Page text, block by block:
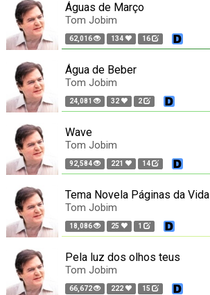
Águas de Março
Tom Jobim
62,016 134 16
Água de Beber
Tom Jobim
24,081 32 2
Wave
Tom Jobim
92,584 221 14
Tema Novela Páginas da Vida
Tom Jobim
18,086 25 1
Pela luz dos olhos teus
Tom Jobim
66,672 222 15